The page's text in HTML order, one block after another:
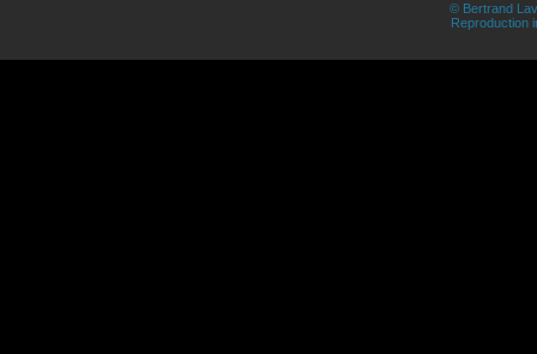
© Bertrand
Reproduction